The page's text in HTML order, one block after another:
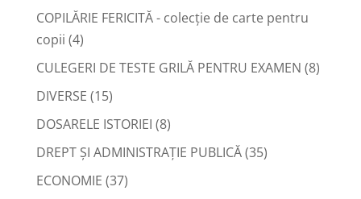
COPILĂRIE FERICITĂ - colecţie de carte pentru
copii (4)
CULEGERI DE TESTE GRILĂ PENTRU EXAMEN (8)
DIVERSE (15)
DOSARELE ISTORIEI (8)
DREPT ŞI ADMINISTRAŢIE PUBLICĂ(35)
ECONOMIE (37)